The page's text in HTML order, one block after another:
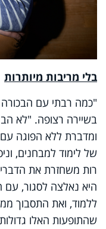
בלי מריבות מיותרות
"כמה רבתי עם
בשיירה רצופה. "לא
ומדברת ללא הפוגה
של לימוד למבחנים,
רות משחזרת את
היא נאלצה לסגור,
ללמוד, ואת התסבוך
שהתופעות האלו